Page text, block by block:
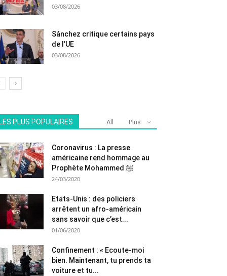
03/08/2026
Sánchez critique certains pays
de l’UE
03/08/2026
LES PLUS POPULAIRES All Plus
Coronavirus : La presse
américaine rend hommage au
Prophète Mohammed ﷺ
24/03/2020
Etats-Unis : des policiers
arrêtent un afro-américain
sans savoir que c’est...
01/06/2020
Confinement : « Ecoute-moi
bien. Maintenant, tu prends ta
voiture et tu...